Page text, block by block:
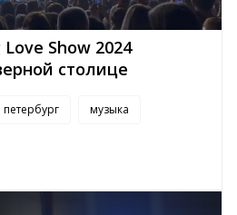
Show 2024
столице
петербург музыка